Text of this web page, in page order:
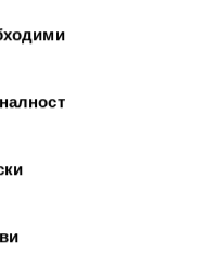
Политика за